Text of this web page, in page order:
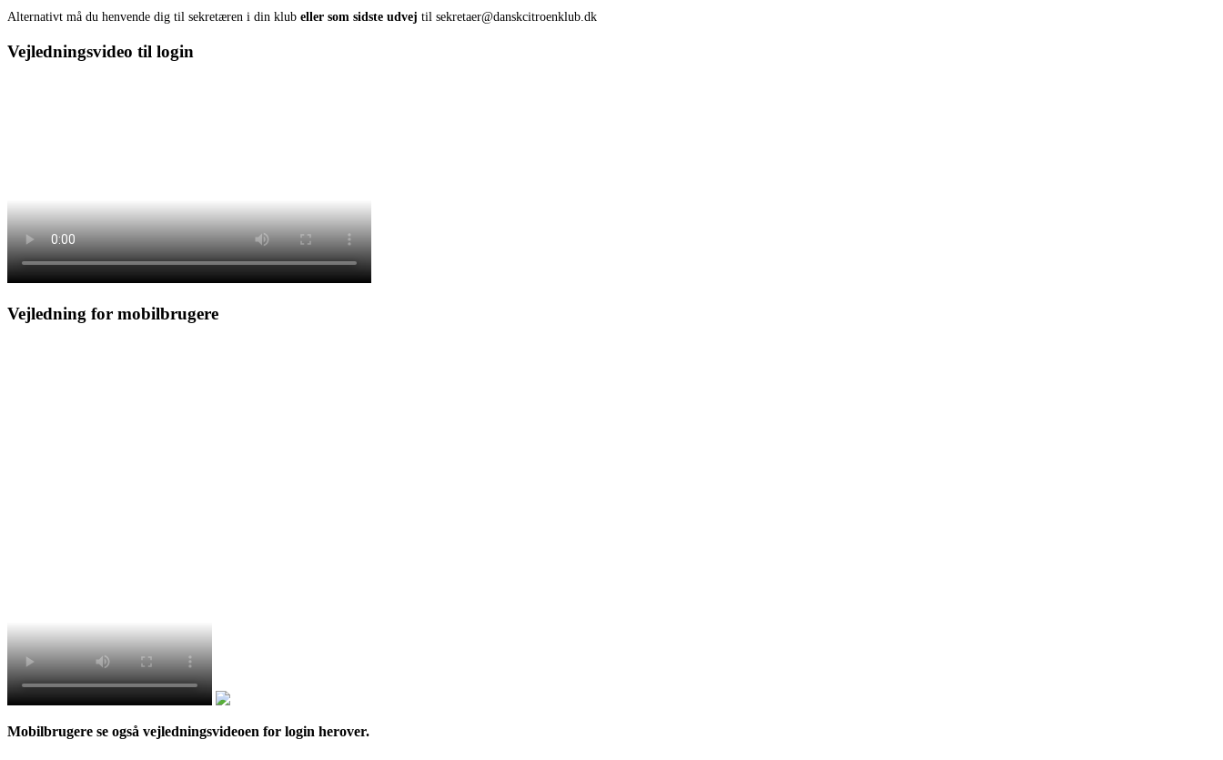
Alternativt må du henvende dig til sekretæren i din klub eller som sidste udvej til sekretaer@danskcitroenklub.dk
Vejledningsvideo til login
Vejledning for mobilbrugere
Mobilbrugere se også vejledningsvideoen for login herover.